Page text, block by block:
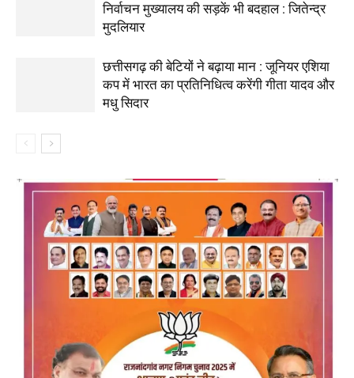
निर्वाचन मुख्यालय की सड़कें भी बदहाल : जितेन्द्र
मुदलियार
छत्तीसगढ़ की बेटियों ने बढ़ाया मान : जूनियर एशिया
कप में भारत का प्रतिनिधित्व करेंगी गीता यादव और
मधु सिदार